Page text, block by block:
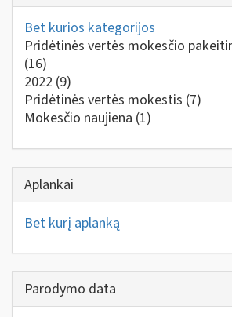
Bet kurios kategorijos
Pridėtinės vertės mokesčio
(16)
2022 (9)
Pridėtinės vertės mokestis (7)
Mokesčio naujiena (1)
Aplankai
Bet kurį aplanką
Parodymo data